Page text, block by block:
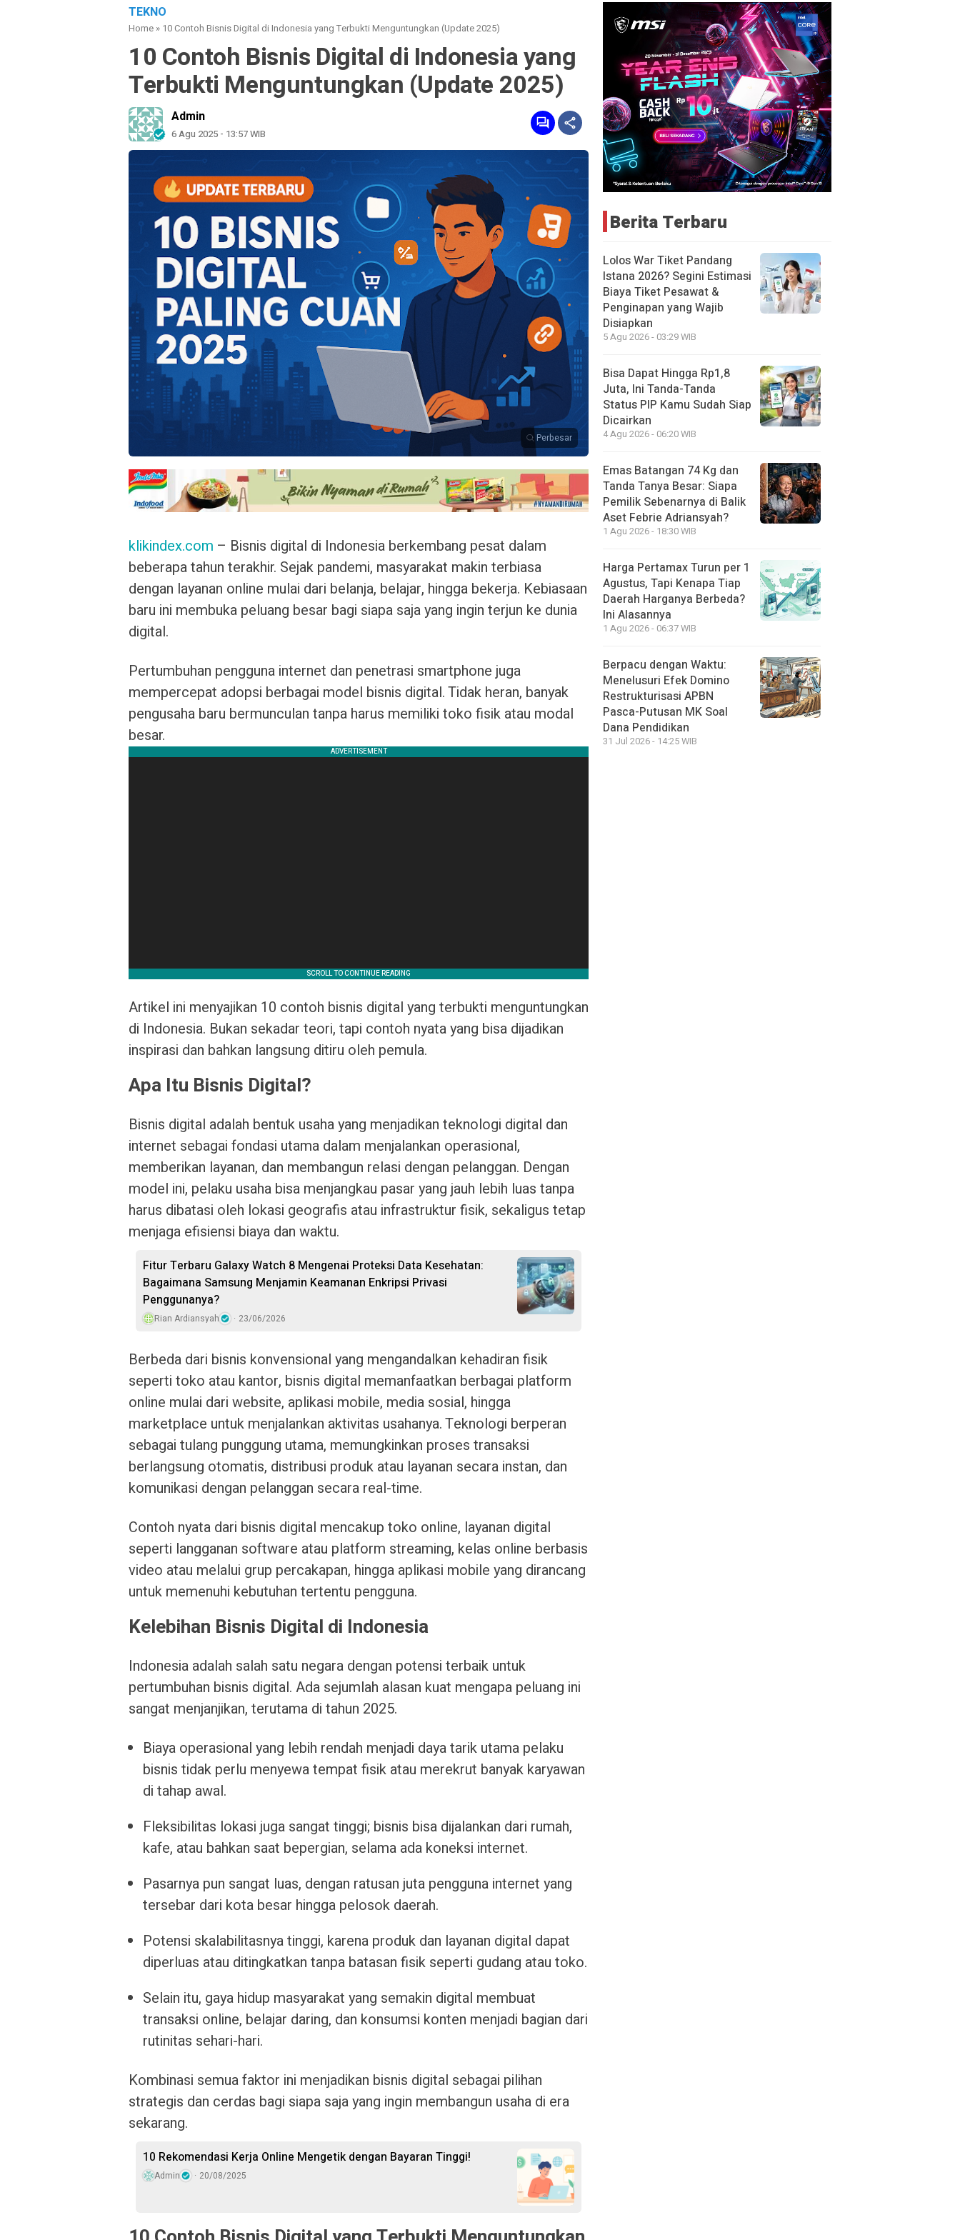
TEKNO
Home » 10 Contoh Bisnis Digital di Indonesia yang Terbukti Menguntungkan (Update 2025)
10 Contoh Bisnis Digital di Indonesia yang
Terbukti Menguntungkan (Update 2025)
Admin
6 Agu 2025 - 13:57 WIB
Perbesar
klikindex.com – Bisnis digital di Indonesia berkembang pesat dalam
beberapa tahun terakhir. Sejak pandemi, masyarakat makin terbiasa
dengan layanan online mulai dari belanja, belajar, hingga bekerja. Kebiasaan
baru ini membuka peluang besar bagi siapa saja yang ingin terjun ke dunia
digital.
Pertumbuhan pengguna internet dan penetrasi smartphone juga
mempercepat adopsi berbagai model bisnis digital. Tidak heran, banyak
pengusaha baru bermunculan tanpa harus memiliki toko fisik atau modal
besar.
Artikel ini menyajikan 10 contoh bisnis digital yang terbukti menguntungkan
di Indonesia. Bukan sekadar teori, tapi contoh nyata yang bisa dijadikan
inspirasi dan bahkan langsung ditiru oleh pemula.
Apa Itu Bisnis Digital?
Bisnis digital adalah bentuk usaha yang menjadikan teknologi digital dan
internet sebagai fondasi utama dalam menjalankan operasional,
memberikan layanan, dan membangun relasi dengan pelanggan. Dengan
model ini, pelaku usaha bisa menjangkau pasar yang jauh lebih luas tanpa
harus dibatasi oleh lokasi geografis atau infrastruktur fisik, sekaligus tetap
menjaga efisiensi biaya dan waktu.
Fitur Terbaru Galaxy Watch 8 Mengenai Proteksi Data Kesehatan:
Bagaimana Samsung Menjamin Keamanan Enkripsi Privasi
Penggunanya?
Rian Ardiansyah 23/06/2026
Berbeda dari bisnis konvensional yang mengandalkan kehadiran fisik
seperti toko atau kantor, bisnis digital memanfaatkan berbagai platform
online mulai dari website, aplikasi mobile, media sosial, hingga
marketplace untuk menjalankan aktivitas usahanya. Teknologi berperan
sebagai tulang punggung utama, memungkinkan proses transaksi
berlangsung otomatis, distribusi produk atau layanan secara instan, dan
komunikasi dengan pelanggan secara real-time.
Contoh nyata dari bisnis digital mencakup toko online, layanan digital
seperti langganan software atau platform streaming, kelas online berbasis
video atau melalui grup percakapan, hingga aplikasi mobile yang dirancang
untuk memenuhi kebutuhan tertentu pengguna.
Kelebihan Bisnis Digital di Indonesia
Indonesia adalah salah satu negara dengan potensi terbaik untuk
pertumbuhan bisnis digital. Ada sejumlah alasan kuat mengapa peluang ini
sangat menjanjikan, terutama di tahun 2025.
Biaya operasional yang lebih rendah menjadi daya tarik utama pelaku
bisnis tidak perlu menyewa tempat fisik atau merekrut banyak karyawan
di tahap awal.
Fleksibilitas lokasi juga sangat tinggi; bisnis bisa dijalankan dari rumah,
kafe, atau bahkan saat bepergian, selama ada koneksi internet.
Pasarnya pun sangat luas, dengan ratusan juta pengguna internet yang
tersebar dari kota besar hingga pelosok daerah.
Potensi skalabilitasnya tinggi, karena produk dan layanan digital dapat
diperluas atau ditingkatkan tanpa batasan fisik seperti gudang atau toko.
Selain itu, gaya hidup masyarakat yang semakin digital membuat
transaksi online, belajar daring, dan konsumsi konten menjadi bagian dari
rutinitas sehari-hari.
Kombinasi semua faktor ini menjadikan bisnis digital sebagai pilihan
strategis dan cerdas bagi siapa saja yang ingin membangun usaha di era
sekarang.
10 Rekomendasi Kerja Online Mengetik dengan Bayaran Tinggi!
Admin 20/08/2025
Berita Terbaru
Lolos War Tiket Pandang
Istana 2026? Segini Estimasi
Biaya Tiket Pesawat &
Penginapan yang Wajib
Disiapkan
5 Agu 2026 - 03:29 WIB
Bisa Dapat Hingga Rp1,8
Juta, Ini Tanda-Tanda
Status PIP Kamu Sudah Siap
Dicairkan
4 Agu 2026 - 06:20 WIB
Emas Batangan 74 Kg dan
Tanda Tanya Besar: Siapa
Pemilik Sebenarnya di Balik
Aset Febrie Adriansyah?
1 Agu 2026 - 18:30 WIB
Harga Pertamax Turun per 1
Agustus, Tapi Kenapa Tiap
Daerah Harganya Berbeda?
Ini Alasannya
1 Agu 2026 - 06:37 WIB
Berpacu dengan Waktu:
Menelusuri Efek Domino
Restrukturisasi APBN
Pasca-Putusan MK Soal
Dana Pendidikan
31 Jul 2026 - 14:25 WIB